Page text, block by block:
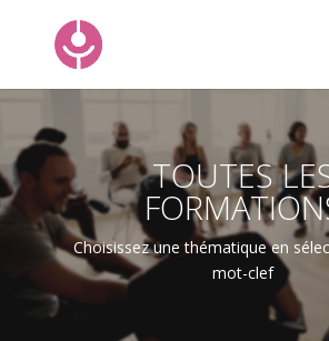
TOUTES
Choisissez une thématique en
mot-clef